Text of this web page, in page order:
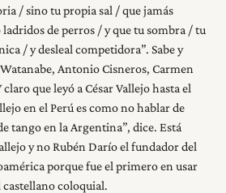
/ sino tu propia sal / que jamás
de perros / y que tu sombra / tu
/ y desleal competidora”. Sabe y
Antonio Cisneros, Carmen
que leyó a César Vallejo hasta el
en el Perú es como no hablar de
tango en la Argentina”, dice. Está
y no Rubén Darío el fundador del
porque fue el primero en usar
castellano coloquial.